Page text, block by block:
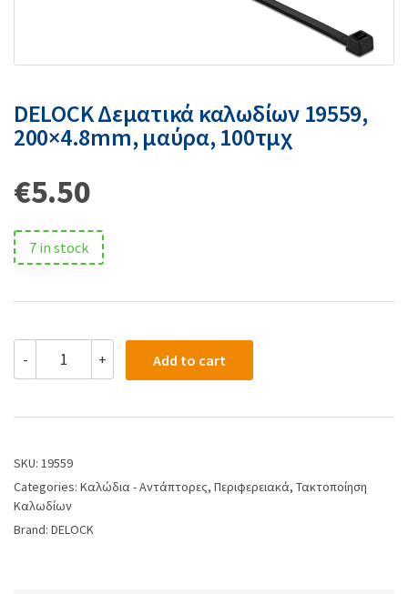
DELOCK Δεματικά καλωδίων 19559,
200×4.8mm, μαύρα, 100τμχ
€5.50
7 in stock
- + Add to cart
SKU: 19559
Categories: Καλώδια - Αντάπτορες, Περιφερειακά, Τακτοποίηση
Καλωδίων
Brand: DELOCK